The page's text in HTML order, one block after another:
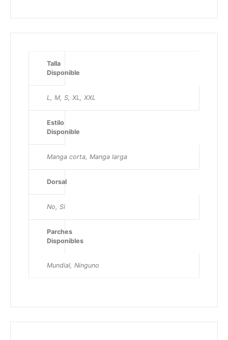
Talla
Disponible
L, M, S, XL, XXL
Estilo
Disponible
Manga corta, Manga larga
Dorsal
No, Si
Parches
Disponibles
Mundial, Ninguno